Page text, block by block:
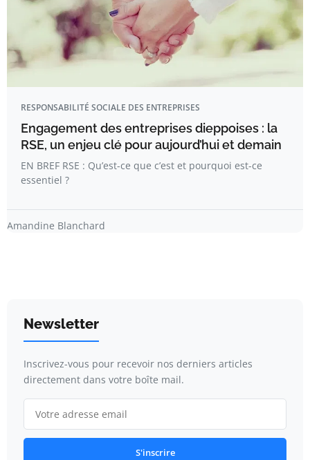
RESPONSABILITÉ SOCIALE DES ENTREPRISES
Engagement des entreprises dieppoises : la
RSE, un enjeu clé pour aujourd’hui et demain
EN BREF RSE : Qu’est-ce que c’est et pourquoi est-ce
essentiel ?
Amandine Blanchard
Newsletter
Inscrivez-vous pour recevoir nos derniers articles
directement dans votre boîte mail.
S'inscrire